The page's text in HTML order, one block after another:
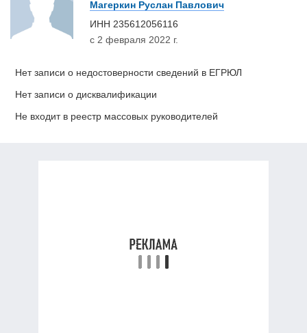
Магеркин Руслан Павлович
ИНН 235612056116
с 2 февраля 2022 г.
Нет записи о недостоверности сведений в ЕГРЮЛ
Нет записи о дисквалификации
Не входит в реестр массовых руководителей